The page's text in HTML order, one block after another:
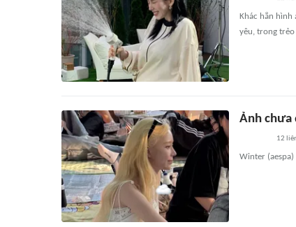
Khác hẳn hình
yêu, trong
Ảnh chưa
12
Winter